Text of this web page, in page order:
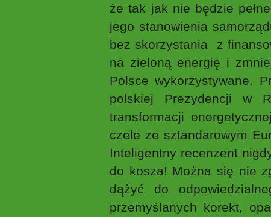
że tak jak nie będzie
jego stanowienia
bez skorzystania z
na zieloną energię i
Polsce wykorzystywane.
polskiej Prezydencji w
transformacji
czele ze sztandarowym
Inteligentny recenzent
do kosza! Można się nie
dążyć do
przemyślanych korekt,